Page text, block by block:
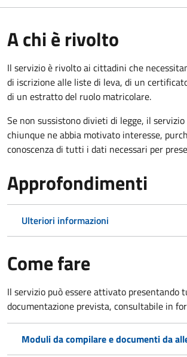
A chi è rivolto
Il servizio è rivolto ai cittadini che
di iscrizione alle liste di leva, di un
di un estratto del ruolo matricolare.
Se non sussistono divieti di legge, il
chiunque ne abbia motivato interesse,
conoscenza di tutti i dati necessari per
Approfondimenti
Ulteriori informazioni
Come fare
Il servizio può essere attivato presentando
documentazione prevista, consultabile in
Moduli da compilare e documenti da